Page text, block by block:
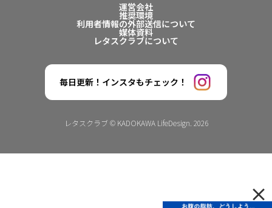
運営会社
推奨環境
利用者情報の外部送信について
媒体資料
レタスクラブについて
毎日更新！インスタもチェック！
レタスクラブ © KADOKAWA LifeDesign. 2026
×